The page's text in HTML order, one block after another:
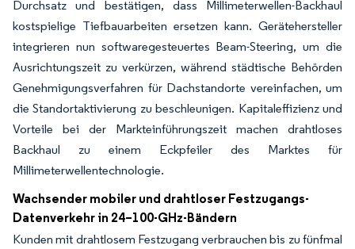
Durchsatz und bestätigen, dass Millimeterwellen-Backhaul
kostspielige Tiefbauarbeiten ersetzen kann. Gerätehersteller
integrieren nun softwaregesteuertes Beam-Steering, um die
Ausrichtungszeit zu verkürzen, während städtische Behörden
Genehmigungsverfahren für Dachstandorte vereinfachen, um
die Standortaktivierung zu beschleunigen. Kapitaleffizienz und
Vorteile bei der Markteinführungszeit machen drahtloses
Backhaul zu einem Eckpfeiler des Marktes für
Millimeterwellentechnologie.
Wachsender mobiler und drahtloser Festzugangs-
Datenverkehr in 24–100-GHz-Bändern
Kunden mit drahtlosem Festzugang verbrauchen bis zu fünfmal